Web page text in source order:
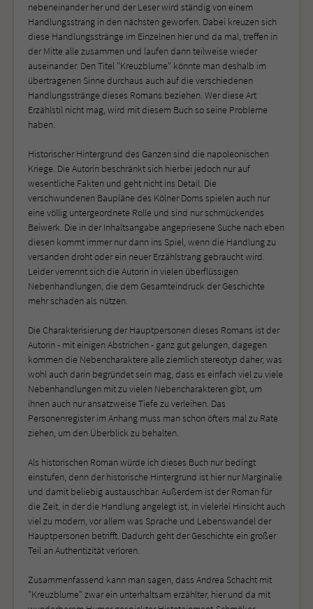
nebeneinander her und der Leser wird ständig von einem
Handlungsstrang in den nächsten geworfen. Dabei kreuzen sich
diese Handlungsstränge im Einzelnen hier und da mal, treffen in
der Mitte alle zusammen und laufen dann teilweise wieder
auseinander. Den Titel "Kreuzblume" könnte man deshalb im
übertragenen Sinne durchaus auch auf die verschiedenen
Handlungsstränge dieses Romans beziehen. Wer diese Art
Erzählstil nicht mag, wird mit diesem Buch so seine Probleme
haben.
Historischer Hintergrund des Ganzen sind die napoleonischen
Kriege. Die Autorin beschränkt sich hierbei jedoch nur auf
wesentliche Fakten und geht nicht ins Detail. Die
verschwundenen Baupläne des Kölner Doms spielen auch nur
eine völlig untergeordnete Rolle und sind nur schmückendes
Beiwerk. Die in der Inhaltsangabe angepriesene Suche nach eben
diesen kommt immer nur dann ins Spiel, wenn die Handlung zu
versanden droht oder ein neuer Erzählstrang gebraucht wird.
Leider verrennt sich die Autorin in vielen überflüssigen
Nebenhandlungen, die dem Gesamteindruck der Geschichte
mehr schaden als nützen.
Die Charakterisierung der Hauptpersonen dieses Romans ist der
Autorin - mit einigen Abstrichen - ganz gut gelungen, dagegen
kommen die Nebencharaktere alle ziemlich stereotyp daher, was
wohl auch darin begründet sein mag, dass es einfach viel zu viele
Nebenhandlungen mit zu vielen Nebencharakteren gibt, um
ihnen auch nur ansatzweise Tiefe zu verleihen. Das
Personenregister im Anhang muss man schon öfters mal zu Rate
ziehen, um den Überblick zu behalten.
Als historischen Roman würde ich dieses Buch nur bedingt
einstufen, denn der historische Hintergrund ist hier nur Marginalie
und damit beliebig austauschbar. Außerdem ist der Roman für
die Zeit, in der die Handlung angelegt ist, in vielerlei Hinsicht auch
viel zu modern, vor allem was Sprache und Lebenswandel der
Hauptpersonen betrifft. Dadurch geht der Geschichte ein großer
Teil an Authentizität verloren.
Zusammenfassend kann man sagen, dass Andrea Schacht mit
"Kreuzblume" zwar ein unterhaltsam erzählter, hier und da mit